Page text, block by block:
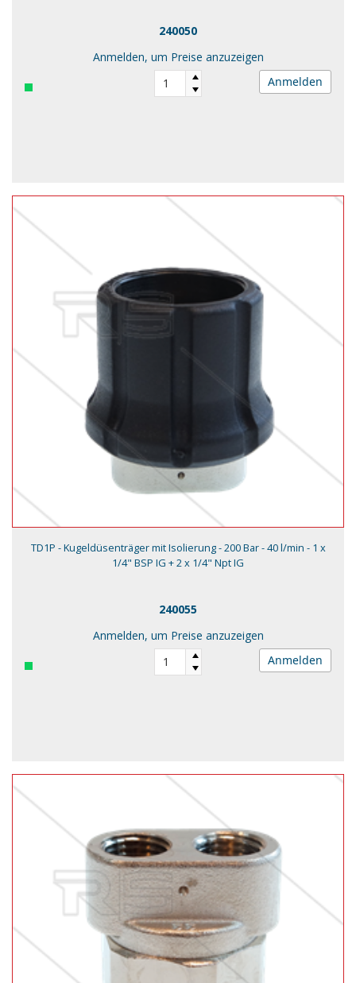
240050
Anmelden, um Preise anzuzeigen
Anmelden
TD1P - Kugeldüsenträger mit Isolierung - 200 Bar - 40 l/min - 1 x
1/4" BSP IG + 2 x 1/4" Npt IG
240055
Anmelden, um Preise anzuzeigen
Anmelden